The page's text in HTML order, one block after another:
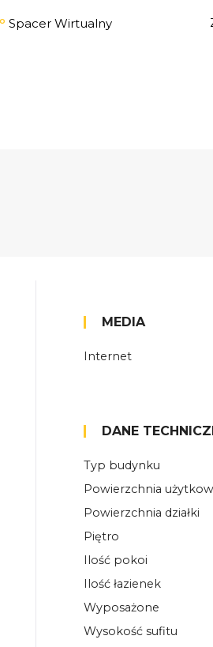
o Spacer Wirtualny
MEDIA
Internet
DANE
Typ budynku
Powierzchnia
Powierzchnia działki
Piętro
Ilość pokoi
Ilość łazienek
Wyposażone
Wysokość sufitu